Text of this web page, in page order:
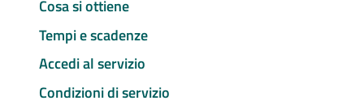
Cosa si ottiene
Tempi e scadenze
Accedi al servizio
Condizioni di servizio